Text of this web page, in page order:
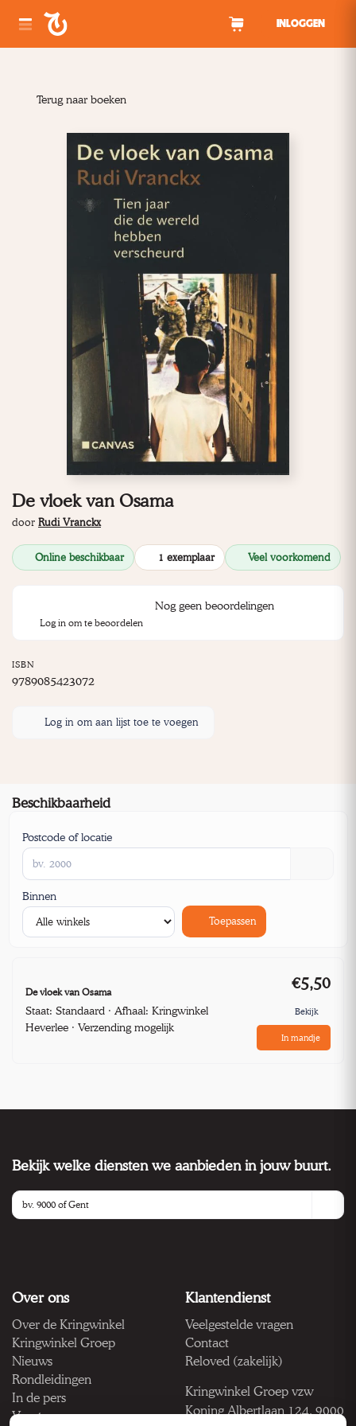
INLOGGEN
Terug naar boeken
De vloek van Osama
door Rudi Vranckx
Online beschikbaar 1 exemplaar Veel voorkomend
Nog geen beoordelingen
Log in om te beoordelen
ISBN
9789085423072
Log in om aan lijst toe te voegen
Beschikbaarheid
Postcode of locatie
Binnen
Toepassen
De vloek van Osama
Staat: Standaard · Afhaal: Kringwinkel
Heverlee · Verzending mogelijk
€5,50
Bekijk
In mandje
Bekijk welke diensten we aanbieden in jouw buurt.
Over ons
Over de Kringwinkel
Kringwinkel Groep
Nieuws
Rondleidingen
In de pers
Vacatures
Klantendienst
Veelgestelde vragen
Contact
Reloved (zakelijk)
Kringwinkel Groep vzw
Koning Albertlaan 124, 9000